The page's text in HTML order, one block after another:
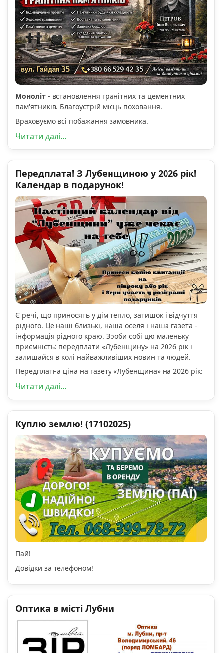
Моноліт - встановлення гранітних та цементних
пам'ятників. Благоустрій місць поховання.
Враховуємо всі побажання замовника.
Читати далі...
Передплата! З Лубенщиною у 2026 рік!
Календар в подарунок!
Є речі, що приносять у дім тепло, затишок і відчуття
рідного. Це наші близькі, наша оселя і наша газета -
інформація рідного краю. Зроби собі цю маленьку
приємність: передплати «Лубенщину» на 2026 рік і
залишайся в колі найважливіших новин та людей.
Передплатна ціна на газету «Лубенщина» на 2026 рік:
Читати далі...
Куплю землю! (17102025)
Пай!
Довідки за телефоном!
Оптика в місті Лубни